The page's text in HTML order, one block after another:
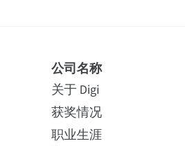
端口服务器 TS 4
公司名称
关于 Digi
获奖情况
职业生涯